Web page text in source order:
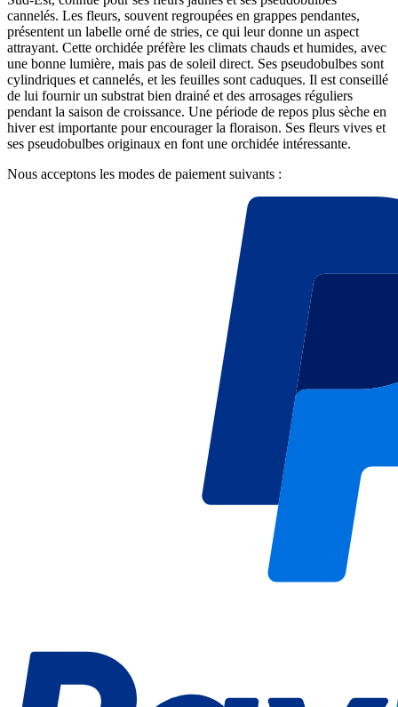
cannelés. Les fleurs, souvent regroupées en grappes pendantes,
présentent un labelle orné de stries, ce qui leur donne un aspect
attrayant. Cette orchidée préfère les climats chauds et humides, avec
une bonne lumière, mais pas de soleil direct. Ses pseudobulbes sont
cylindriques et cannelés, et les feuilles sont caduques. Il est conseillé
de lui fournir un substrat bien drainé et des arrosages réguliers
pendant la saison de croissance. Une période de repos plus sèche en
hiver est importante pour encourager la floraison. Ses fleurs vives et
ses pseudobulbes originaux en font une orchidée intéressante.
Nous acceptons les modes de paiement suivants :